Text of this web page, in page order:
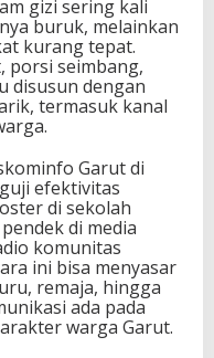
gizi sering kali
buruk, melainkan
kurang tepat.
porsi seimbang,
disusun dengan
termasuk kanal
Garut di
efektivitas
di sekolah
di media
komunitas
ini bisa menyasar
remaja, hingga
ada pada
warga Garut.